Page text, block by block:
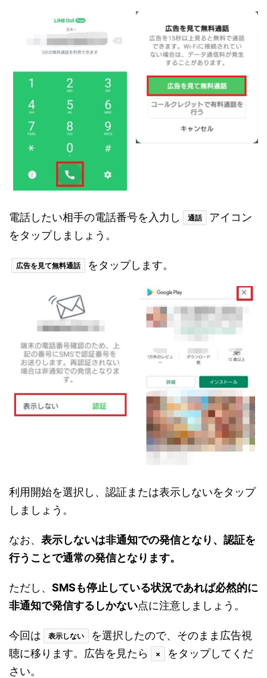
電話したい相手の電話番号を入力し 通話
アイコン
をタップしましょう。
広告を見て無料通話 をタップします。
利用開始を選択し、認証または表示しないをタップ
しましょう。
なお、 表示しないは非通知での発信となり、認証を
行うことで通常の発信となります。
ただし、 SMSも停止している状況であれば必然的に
非通知で発信するしかない点に注意しましょう。
今回は 表示しない
を選択したので、そのまま広告視
聴に移ります。広告を見たら
×
をタップしてくだ
さい。